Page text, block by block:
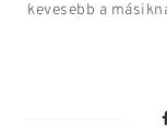
kevesebb a